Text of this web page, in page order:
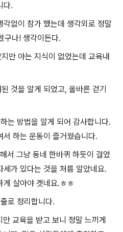
다.
없이 참가 했는데 생각외로 정말
구나! 생각이든다.
만 아는 지식이 없었는데 교육내
것을 알게 되었고, 올바른 걷기
는 방법을 알게 되어 감사합니다.
하는 운동이 즐거웠습니다.
서 그냥 동네 한바퀴 하듯이 걸었
가 있다는 것을 처름 알았네요.
게 살아야 겟네요.ㅎㅎ
로 정리합니다.
교육을 받고 보니 정말 느끼게